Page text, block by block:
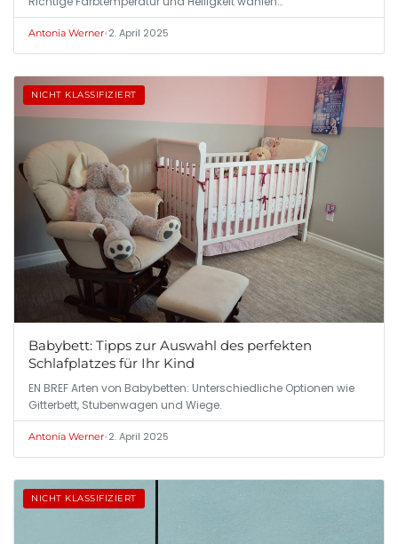
Antonia Werner•2. April 2025
NICHT KLASSIFIZIERT
Babybett: Tipps zur Auswahl des perfekten
Schlafplatzes für Ihr Kind
EN BREF Arten von Babybetten: Unterschiedliche Optionen wie
Gitterbett, Stubenwagen und Wiege.
Antonia Werner•2. April 2025
NICHT KLASSIFIZIERT